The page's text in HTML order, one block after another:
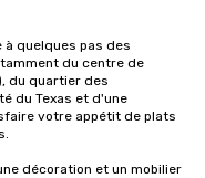
à quelques pas des
du centre de
du quartier des
du Texas et d'une
votre appétit de plats
décoration et un mobilier